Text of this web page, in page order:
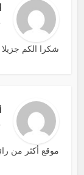
شكرا الكم
موقع أكثر من